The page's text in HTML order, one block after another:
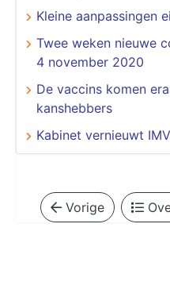
Kleine aanpassingen
Twee weken nieuwe
4 november 2020
De vaccins komen
kanshebbers
Kabinet vernieuwt
Vorige